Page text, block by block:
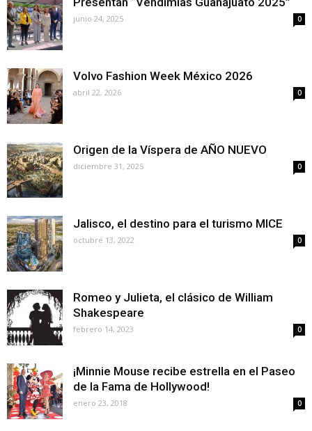
junio 24, 2025 0
Volvo Fashion Week México 2026
abril 22, 2026 0
Origen de la Víspera de AÑO NUEVO
diciembre 31, 2025 0
Jalisco, el destino para el turismo MICE
octubre 13, 2022 0
Romeo y Julieta, el clásico de William
Shakespeare
febrero 14, 2023 0
¡Minnie Mouse recibe estrella en el Paseo
de la Fama de Hollywood!
enero 23, 2018 0